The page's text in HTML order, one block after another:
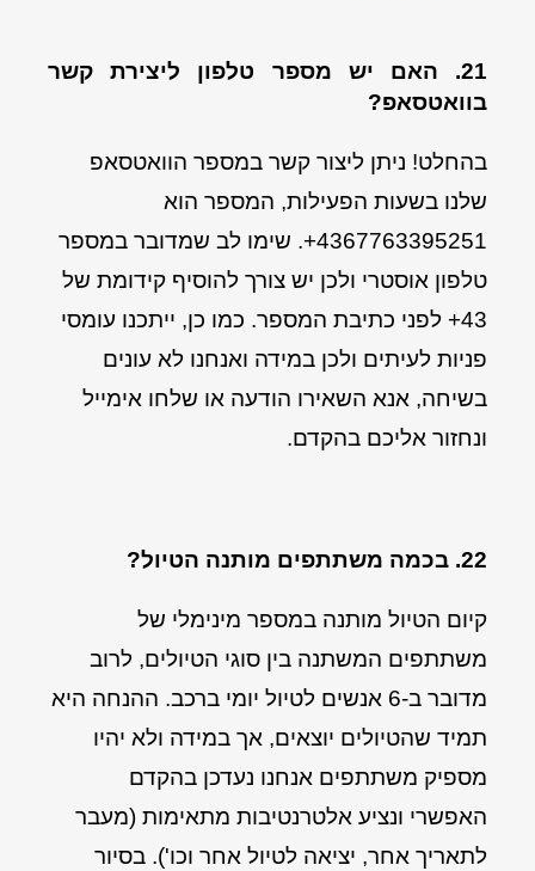
21. האם יש מספר טלפון ליצירת קשר
בוואטסאפ?
בהחלט! ניתן ליצור קשר במספר הוואטסאפ
שלנו בשעות הפעילות, המספר הוא
4367763395251+. שימו לב שמדובר במספר
טלפון אוסטרי ולכן יש צורך להוסיף קידומת של
43+ לפני כתיבת המספר. כמו כן, ייתכנו עומסי
פניות לעיתים ולכן במידה ואנחנו לא עונים
בשיחה, אנא השאירו הודעה או שלחו אימייל
ונחזור אליכם בהקדם.
22. בכמה משתתפים מותנה הטיול?
קיום הטיול מותנה במספר מינימלי של
משתתפים המשתנה בין סוגי הטיולים, לרוב
מדובר ב-6 אנשים לטיול יומי ברכב. ההנחה היא
תמיד שהטיולים יוצאים, אך במידה ולא יהיו
מספיק משתתפים אנחנו נעדכן בהקדם
האפשרי ונציע אלטרנטיבות מתאימות (מעבר
לתאריך אחר, יציאה לטיול אחר וכו'). בסיור